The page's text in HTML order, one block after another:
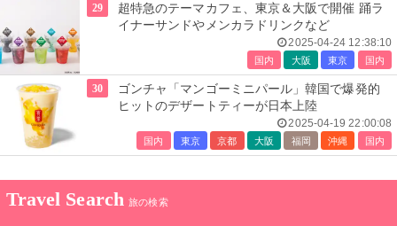
29
超特急のテーマカフェ、東京＆大阪で開催 踊ラ
イナーサンドやメンカラドリンクなど
2025-04-24 12:38:10
国内 大阪 東京 国内
30
ゴンチャ「マンゴーミニパール」韓国で爆発的
ヒットのデザートティーが日本上陸
2025-04-19 22:00:08
国内 東京 京都 大阪 福岡 沖縄 国内
Travel Search 旅の検索